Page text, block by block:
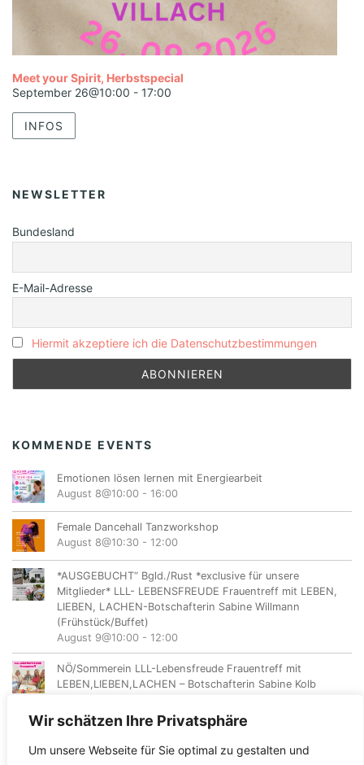
Wir schätzen Ihre Privatsphäre
Um unsere Webseite für Sie optimal zu gestalten und
Meet your Spirit, Herbstspecial
September 26@10:00 - 17:00
INFOS
NEWSLETTER
Bundesland
E-Mail-Adresse
Hiermit akzeptiere ich die Datenschutzbestimmungen
KOMMENDE EVENTS
Emotionen lösen lernen mit Energiearbeit
August 8@10:00 - 16:00
Female Dancehall Tanzworkshop
August 8@10:30 - 12:00
*AUSGEBUCHT“ Bgld./Rust *exclusive für unsere
Mitglieder* LLL- LEBENSFREUDE Frauentreff mit LEBEN,
LIEBEN, LACHEN-Botschafterin Sabine Willmann
(Frühstück/Buffet)
August 9@10:00 - 12:00
NÖ/Sommerein LLL-Lebensfreude Frauentreff mit
LEBEN,LIEBEN,LACHEN – Botschafterin Sabine Kolb